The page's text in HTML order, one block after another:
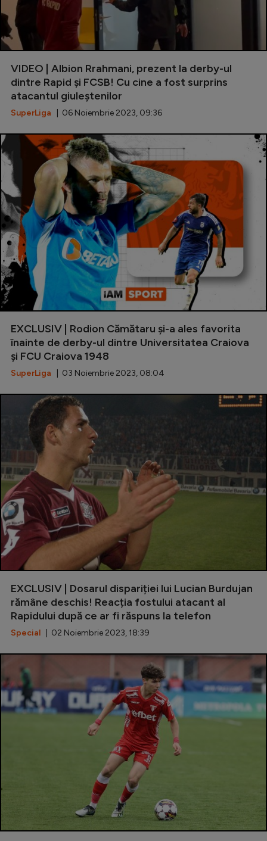
VIDEO | Albion Rrahmani, prezent la derby-ul
dintre Rapid și FCSB! Cu cine a fost surprins
atacantul giuleștenilor
SuperLiga | 06 Noiembrie 2023, 09:36
EXCLUSIV | Rodion Cămătaru și-a ales favorita
înainte de derby-ul dintre Universitatea Craiova
și FCU Craiova 1948
SuperLiga | 03 Noiembrie 2023, 08:04
EXCLUSIV | Dosarul dispariției lui Lucian Burdujan
rămâne deschis! Reacția fostului atacant al
Rapidului după ce ar fi răspuns la telefon
Special | 02 Noiembrie 2023, 18:39